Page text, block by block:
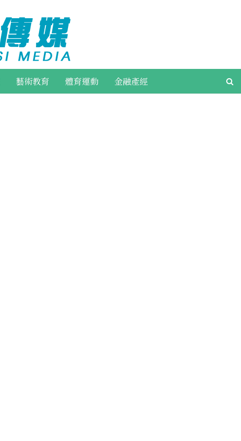
藝術教育 體育運動 金融產經